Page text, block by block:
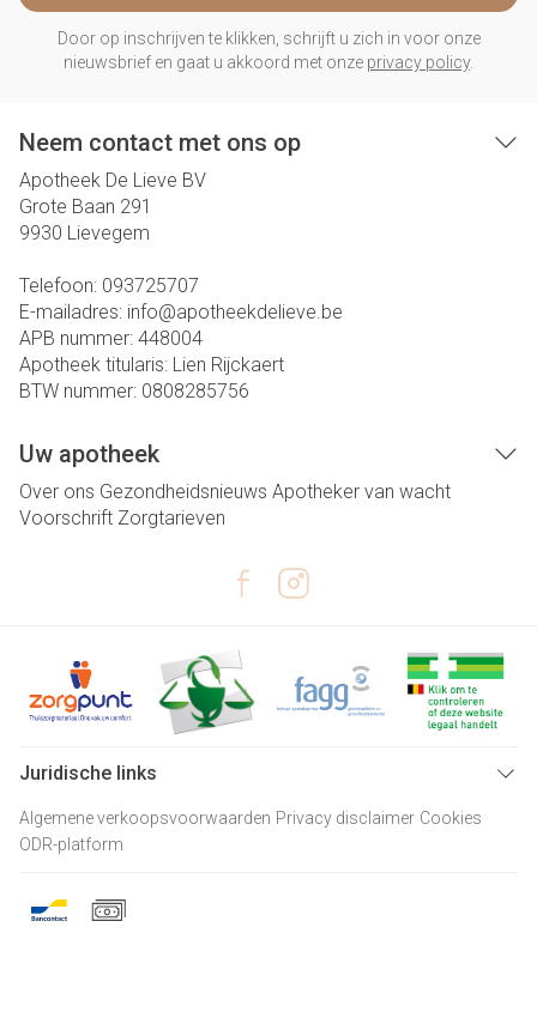
Door op inschrijven te klikken, schrijft u zich in voor onze
nieuwsbrief en gaat u akkoord met onze privacy policy.
Neem contact met ons op
Apotheek De Lieve BV
Grote Baan 291
9930 Lievegem
Telefoon: 093725707
E-mailadres: info@apotheekdelieve.be
APB nummer: 448004
Apotheek titularis: Lien Rijckaert
BTW nummer: 0808285756
Uw apotheek
Over ons Gezondheidsnieuws Apotheker van wacht
Voorschrift Zorgtarieven
Juridische links
Algemene verkoopsvoorwaarden Privacy disclaimer Cookies
ODR-platform